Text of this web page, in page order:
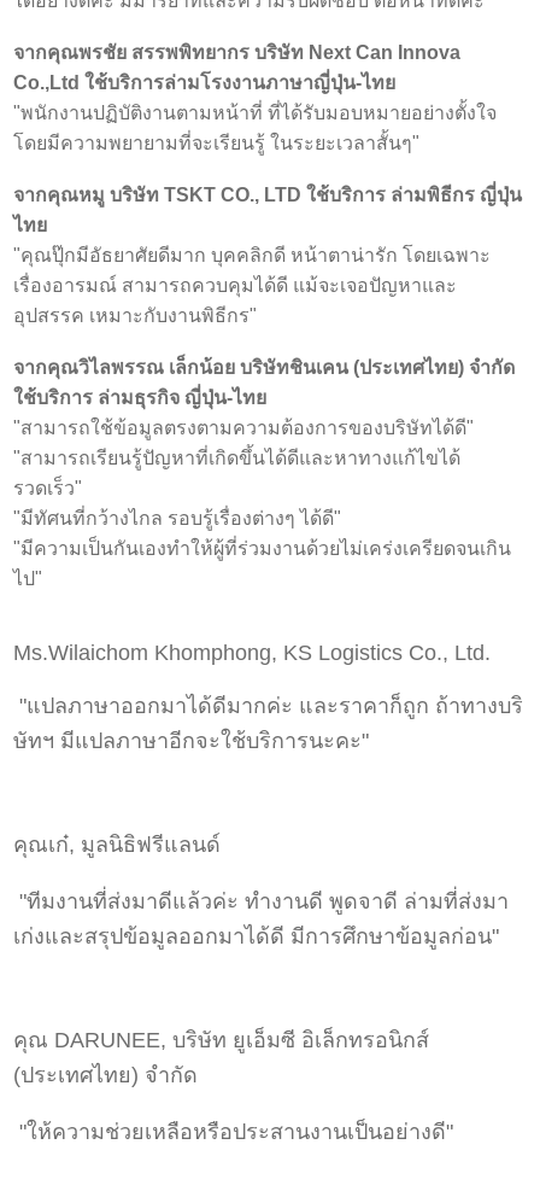
จากคุณพรชัย สรรพพิทยากร บริษัท Next Can Innova
Co.,Ltd ใช้บริการล่ามโรงงานภาษาญี่ปุ่น-ไทย
"พนักงานปฏิบัติงานตามหน้าที่ ที่ได้รับมอบหมายอย่างตั้งใจ
โดยมีความพยายามที่จะเรียนรู้ ในระยะเวลาสั้นๆ"
จากคุณหมู บริษัท TSKT CO., LTD ใช้บริการ ล่ามพิธีกร ญี่ปุ่น
ไทย
"คุณปุ๊กมีอัธยาศัยดีมาก บุคคลิกดี หน้าตาน่ารัก โดยเฉพาะ
เรื่องอารมณ์ สามารถควบคุมได้ดี แม้จะเจอปัญหาและ
อุปสรรค เหมาะกับงานพิธีกร"
จากคุณวิไลพรรณ เล็กน้อย บริษัทชินเคน (ประเทศไทย) จำกัด
ใช้บริการ ล่ามธุรกิจ ญี่ปุ่น-ไทย
"สามารถใช้ข้อมูลตรงตามความต้องการของบริษัทได้ดี"
"สามารถเรียนรู้ปัญหาที่เกิดขึ้นได้ดีและหาทางแก้ไขได้
รวดเร็ว"
"มีทัศนที่กว้างไกล รอบรู้เรื่องต่างๆ ได้ดี"
"มีความเป็นกันเองทำให้ผู้ที่ร่วมงานด้วยไม่เคร่งเครียดจนเกิน
ไป"
Ms.Wilaichom Khomphong, KS Logistics Co., Ltd.
"แปลภาษาออกมาได้ดีมากค่ะ และราคาก็ถูก ถ้าทางบริ
ษัทฯ มีแปลภาษาอีกจะใช้บริการนะคะ"
คุณเก๋, มูลนิธิฟรีแลนด์
"ทีมงานที่ส่งมาดีแล้วค่ะ ทำงานดี พูดจาดี ล่ามที่ส่งมา
เก่งและสรุปข้อมูลออกมาได้ดี มีการศึกษาข้อมูลก่อน"
คุณ DARUNEE, บริษัท ยูเอ็มซี อิเล็กทรอนิกส์
(ประเทศไทย) จำกัด
"ให้ความช่วยเหลือหรือประสานงานเป็นอย่างดี"